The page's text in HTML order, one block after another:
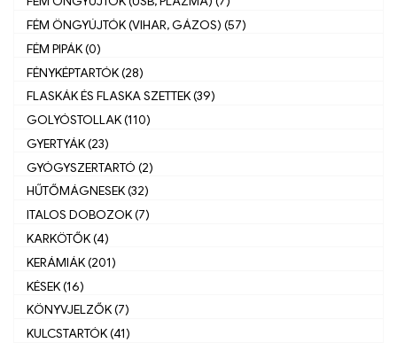
FÉM ÖNGYÚJTÓK (VIHAR, GÁZOS) (57)
FÉM PIPÁK (0)
FÉNYKÉPTARTÓK (28)
FLASKÁK ÉS FLASKA SZETTEK (39)
GOLYÓSTOLLAK (110)
GYERTYÁK (23)
GYÓGYSZERTARTÓ (2)
HŰTŐMÁGNESEK (32)
ITALOS DOBOZOK (7)
KARKÖTŐK (4)
KERÁMIÁK (201)
KÉSEK (16)
KÖNYVJELZŐK (7)
KULCSTARTÓK (41)